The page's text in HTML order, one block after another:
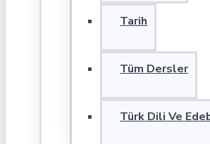
Tarih
Tüm Dersler
Türk Dili Ve